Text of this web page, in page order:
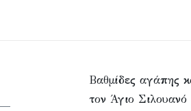
Βαθμίδες αγάπης
τον Άγιο Σιλουανό